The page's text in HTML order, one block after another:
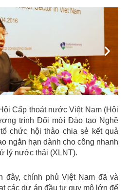
Next
Cấp thoát nước Việt Nam (Hội
trình Đổi mới Đào tạo Nghề
chức hội thảo chia sẻ kết quả
ngắn hạn dành cho công nhanh
lý nước thải (XLNT).
đây, chính phủ Việt Nam đã và
các dự án đầu tư quy mô lớn để